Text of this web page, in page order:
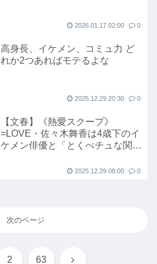
2026.01.17 02:00 0
高身長、イケメン、コミュ力 ど
れか2つあればモテるよな
2025.12.29 20:30 0
【文春】《熱愛スクープ》
=LOVE・佐々木舞香は4歳下のイ
ケメン俳優と「とくべチュな関
帰りを待って…》2025.12.29 08:00 0
次のページ
2 63 次